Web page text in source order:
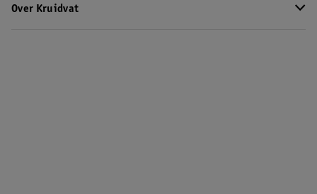
Over Kruidvat